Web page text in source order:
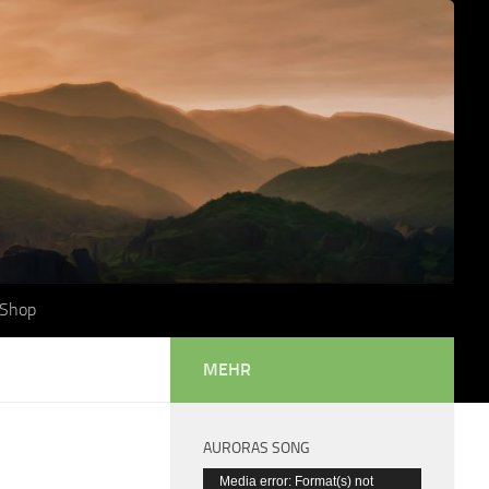
Shop
MEHR
AURORAS SONG
Video-
Media error: Format(s) not